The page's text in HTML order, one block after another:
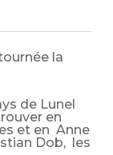
la
de Lunel
en
et en Anne
Dob, les